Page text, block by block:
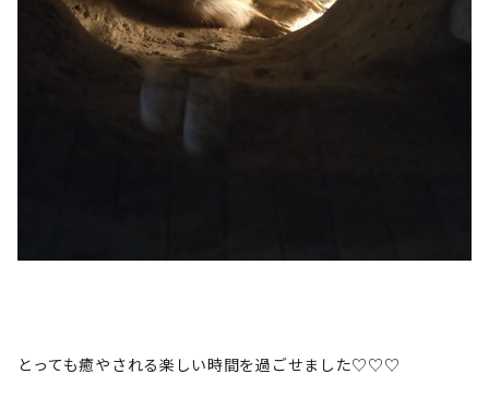
とっても癒やされる楽しい時間を過ごせました♡♡♡